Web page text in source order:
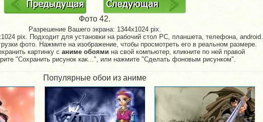
Фото 42.
Разрешение Вашего экрана: 1344x1024 pix.
pix. Подходит для установки на рабочий стол PC, планшета, телефона, android.
фото. Нажмите на изображение, чтобы просмотреть его в реальном размере.
картинку саниме обоямина свой компьютер, кликните по ней правой
"Сохранить рисунок как...", или нажмите "Сделать фоновым рисунком".
Популярные обои из аниме